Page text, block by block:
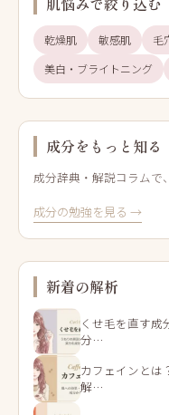
乾燥肌 敏感肌 毛
美白・ブライトニング
成分をもっと知る
成分辞典・解説コラムで
成分の勉強を見る →
新着の解析
くせ毛を直す成
分…
カフェインとは
解…